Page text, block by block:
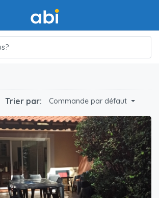
Trier par: Commande par défaut